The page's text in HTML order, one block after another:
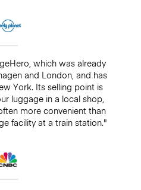
which was already
and London, and has
York. Its selling point is
luggage in a local shop,
more convenient than
facility at a train station."